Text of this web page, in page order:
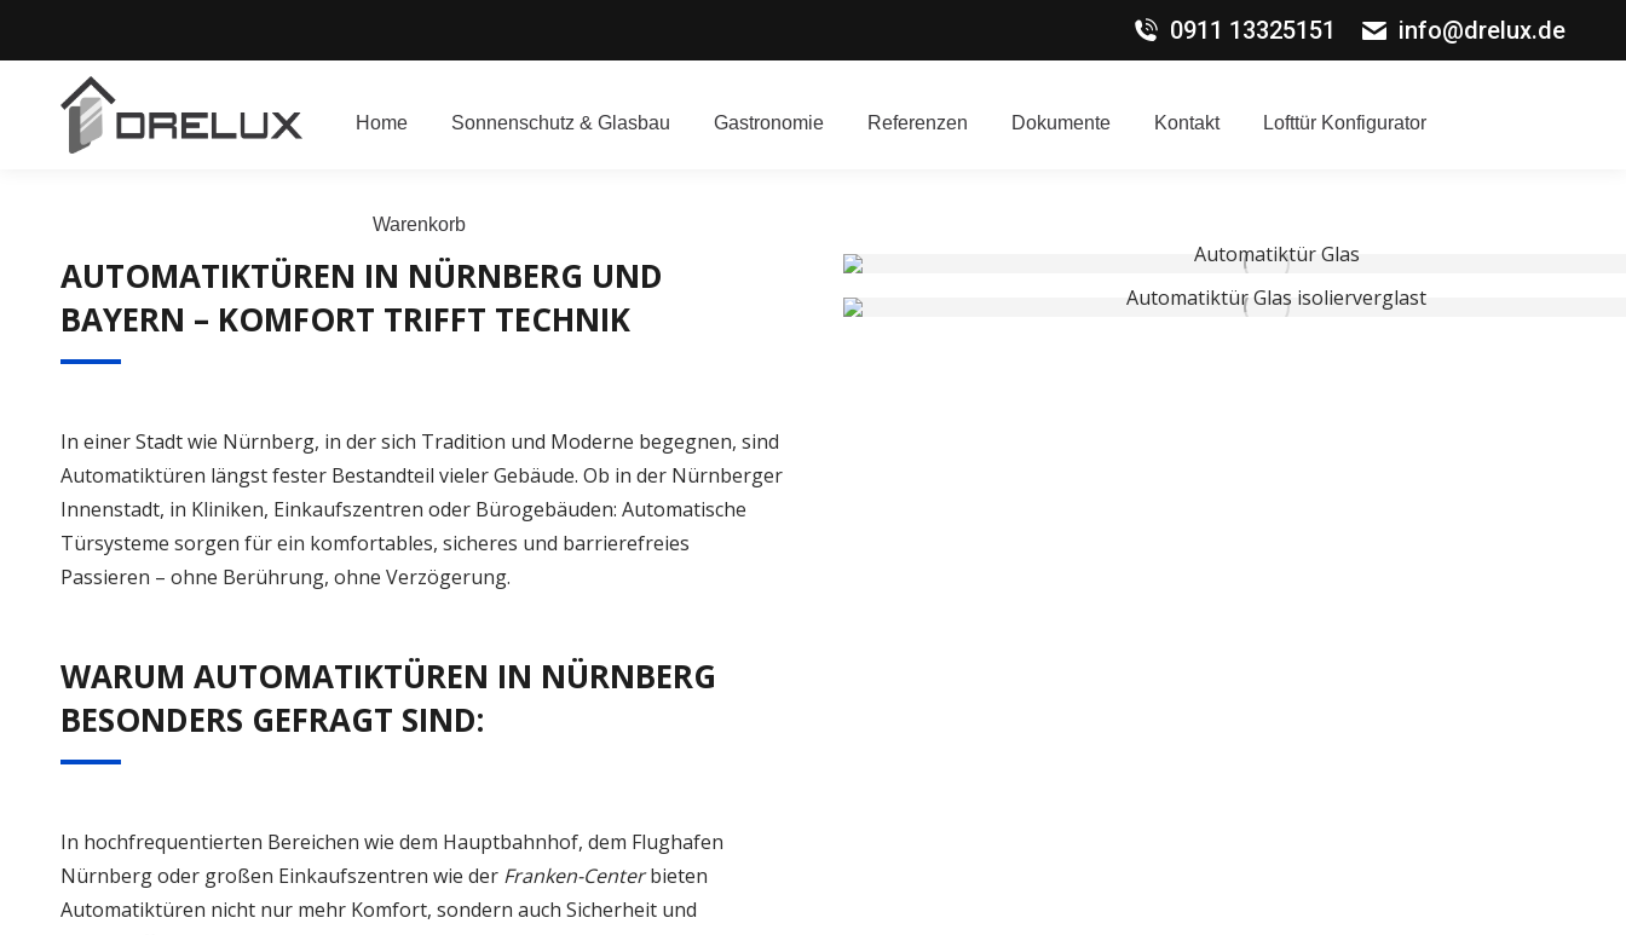
0911 13325151 info@drelux.de
Home Sonnenschutz & Glasbau Gastronomie Referenzen Dokumente Kontakt Lofttür Konfigurator
Warenkorb
AUTOMATIKTÜREN IN NÜRNBERG UND
BAYERN – KOMFORT TRIFFT TECHNIK
In einer Stadt wie Nürnberg, in der sich Tradition und Moderne begegnen, sind
Automatiktüren längst fester Bestandteil vieler Gebäude. Ob in der Nürnberger
Innenstadt, in Kliniken, Einkaufszentren oder Bürogebäuden: Automatische
Türsysteme sorgen für ein komfortables, sicheres und barrierefreies
Passieren – ohne Berührung, ohne Verzögerung.
WARUM AUTOMATIKTÜREN IN NÜRNBERG
BESONDERS GEFRAGT SIND:
In hochfrequentierten Bereichen wie dem Hauptbahnhof, dem Flughafen
Nürnberg oder großen Einkaufszentren wie der Franken-Centerbieten
Automatiktüren nicht nur mehr Komfort, sondern auch Sicherheit und